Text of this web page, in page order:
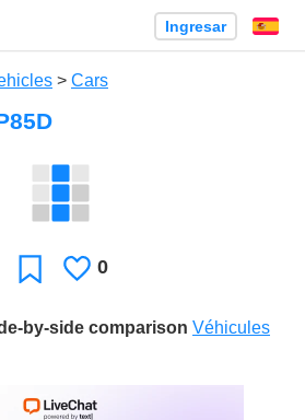
Ingresar
> Cars
Favoritos
Le
0
by-side comparison Véhicules